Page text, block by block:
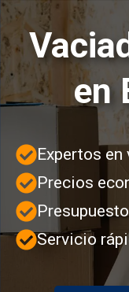
en
Expertos
Precios
Servicio